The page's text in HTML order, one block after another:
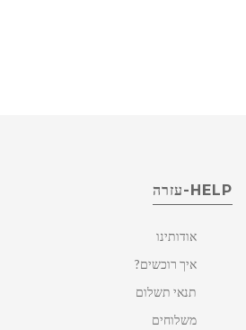
HELP-עזרה
אודותינו
איך רוכשים?
תנאי תשלום
משלוחים